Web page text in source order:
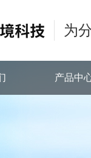
为
产品中